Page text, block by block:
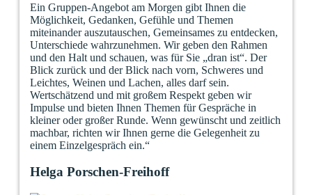
Ein Gruppen-Angebot am Morgen gibt Ihnen die
Möglichkeit, Gedanken, Gefühle und Themen
miteinander auszutauschen, Gemeinsames zu entdecken,
Unterschiede wahrzunehmen. Wir geben den Rahmen
und den Halt und schauen, was für Sie „dran ist“. Der
Blick zurück und der Blick nach vorn, Schweres und
Leichtes, Weinen und Lachen, alles darf sein.
Wertschätzend und mit großem Respekt geben wir
Impulse und bieten Ihnen Themen für Gespräche in
kleiner oder großer Runde. Wenn gewünscht und zeitlich
machbar, richten wir Ihnen gerne die Gelegenheit zu
einem Einzelgespräch ein.“
Helga Porschen-Freihoff